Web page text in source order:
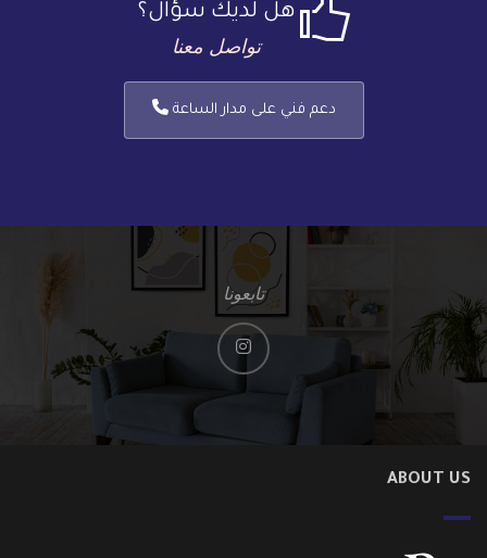
هل لديك سؤال؟
تواصل معنا
دعم فني على مدار الساعة
تابعونا
ABOUT US